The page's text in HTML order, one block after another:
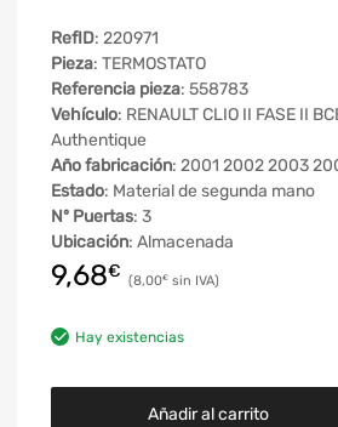
RefID: 220971
Pieza: TERMOSTATO
Referencia pieza: 558783
Vehículo: RENAULT CLIO II FASE II
Authentique
Año fabricación: 2001 2002 2003
Estado: Material de segunda mano
Nº Puertas: 3
Ubicación: Almacenada
9,68€ 8,00€
Hay existencias
Añadir al carrito